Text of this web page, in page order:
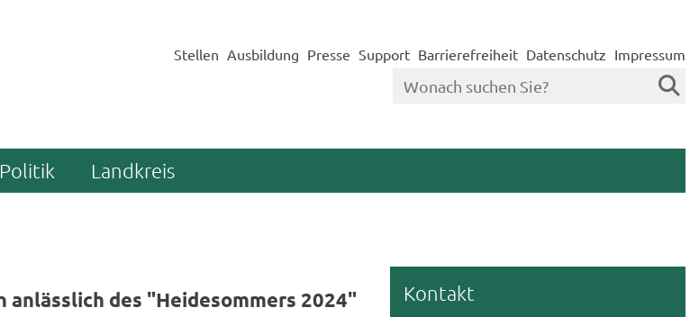
Stellen Ausbildung Presse Support Barrierefreiheit Datenschutz Impressum
Politik Landkreis
des "Hei­desom­mers 2024" Kon­takt